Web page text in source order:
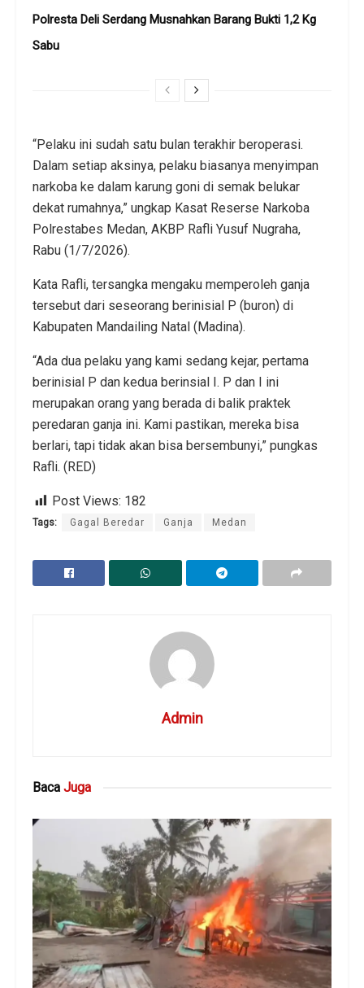
Polresta Deli Serdang Musnahkan Barang Bukti 1,2 Kg
Sabu
“Pelaku ini sudah satu bulan terakhir beroperasi.
Dalam setiap aksinya, pelaku biasanya menyimpan
narkoba ke dalam karung goni di semak belukar
dekat rumahnya,” ungkap Kasat Reserse Narkoba
Polrestabes Medan, AKBP Rafli Yusuf Nugraha,
Rabu (1/7/2026).
Kata Rafli, tersangka mengaku memperoleh ganja
tersebut dari seseorang berinisial P (buron) di
Kabupaten Mandailing Natal (Madina).
“Ada dua pelaku yang kami sedang kejar, pertama
berinisial P dan kedua berinsial I. P dan I ini
merupakan orang yang berada di balik praktek
peredaran ganja ini. Kami pastikan, mereka bisa
berlari, tapi tidak akan bisa bersembunyi,” pungkas
Rafli. (RED)
Post Views: 182
Tags: Gagal Beredar Ganja Medan
Admin
Baca Juga